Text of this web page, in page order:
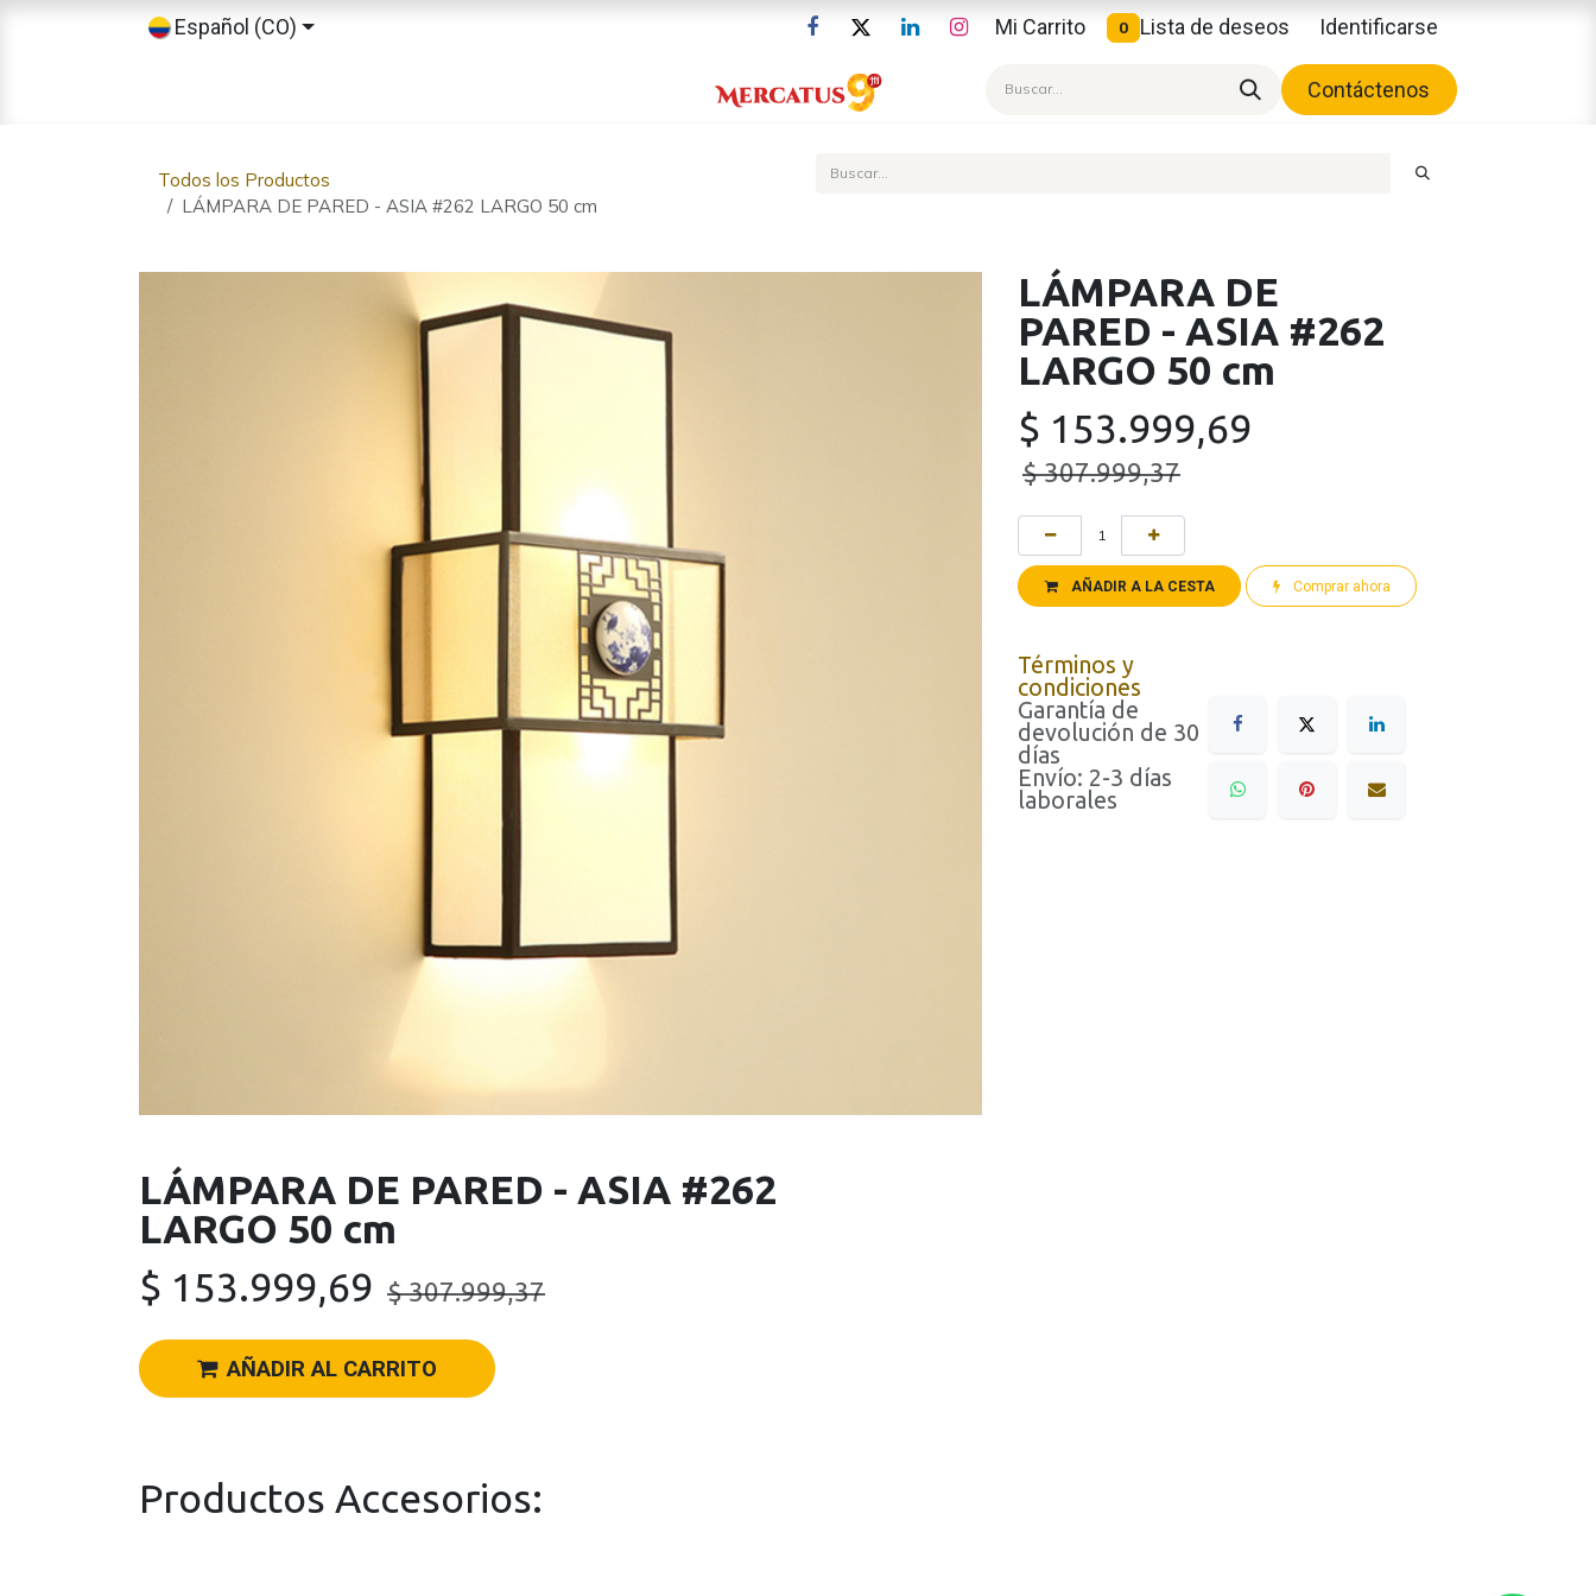
Español (CO) Mi Carrito 0 Lista de deseos Identificarse
Contáctenos
Todos los Productos
LÁMPARA DE PARED - ASIA #262 LARGO 50 cm
LÁMPARA DE
PARED - ASIA #262
LARGO 50 cm
$ 153.999,69
$307.999,37
AÑADIR A LA CESTA Comprar ahora
Términos y
condiciones
Garantía de
devolución de 30
días
Envío: 2-3 días
laborales
LÁMPARA DE PARED - ASIA #262
LARGO 50 cm
$ 153.999,69 $307.999,37
AÑADIR AL CARRITO
Productos Accesorios: